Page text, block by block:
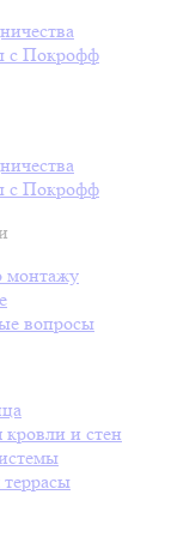
с Покрофф
с Покрофф
монтажу
вопросы
кровли и стен